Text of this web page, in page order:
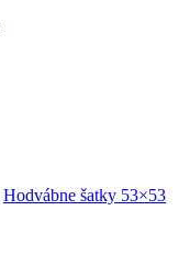
Hodvábne šatky 53×53